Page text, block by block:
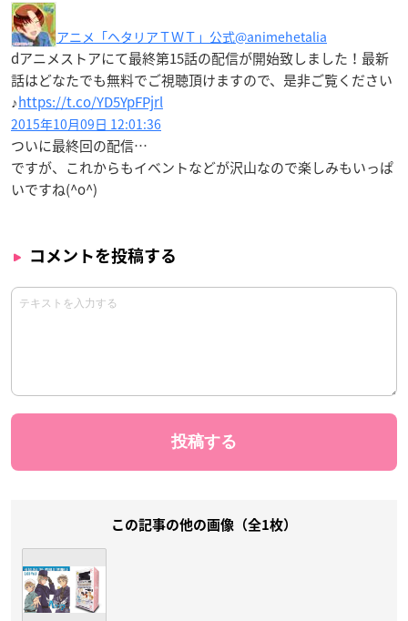
アニメ「ヘタリアＴＷＴ」公式@animehetalia
dアニメストアにて最終第15話の配信が開始致しました！最新
話はどなたでも無料でご視聴頂けますので、是非ご覧ください
♪https://t.co/YD5YpFPjrl
2015年10月09日 12:01:36
ついに最終回の配信…
ですが、これからもイベントなどが沢山なので楽しみもいっぱ
いですね(^o^)
コメントを投稿する
この記事の他の画像（全1枚）